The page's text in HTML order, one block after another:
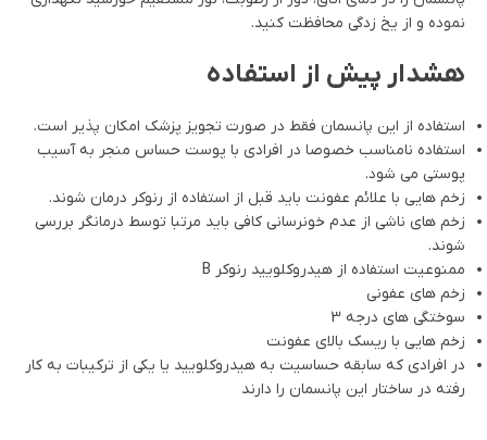
نموده و از یخ زدگی محافظت کنید.
هشدار پیش از استفاده
استفاده از این پانسمان فقط در صورت تجویز پزشک امکان پذیر است.
استفاده نامناسب خصوصا در افرادی با پوست حساس منجر به آسیب
پوستی می شود.
زخم هایی با علائم عفونت باید قبل از استفاده از رنوکر درمان شوند.
زخم های ناشی از عدم خونرسانی کافی باید مرتبا توسط درمانگر بررسی
شوند.
ممنوعیت استفاده از هیدروکلویید رنوکر B
زخم های عفونی
سوختگی های درجه 3
زخم هایی با ریسک بالای عفونت
در افرادی که سابقه حساسیت به هیدروکلویید یا یکی از ترکیبات به کار
رفته در ساختار این پانسمان را دارند